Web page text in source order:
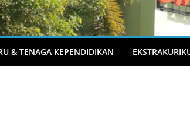
& TENAGA KEPENDIDIKAN